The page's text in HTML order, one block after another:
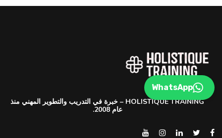
HOLISTIQUE TRAINING – خبرة في التدريب والتطوير المهني منذ
عام 2008.
WhatsApp